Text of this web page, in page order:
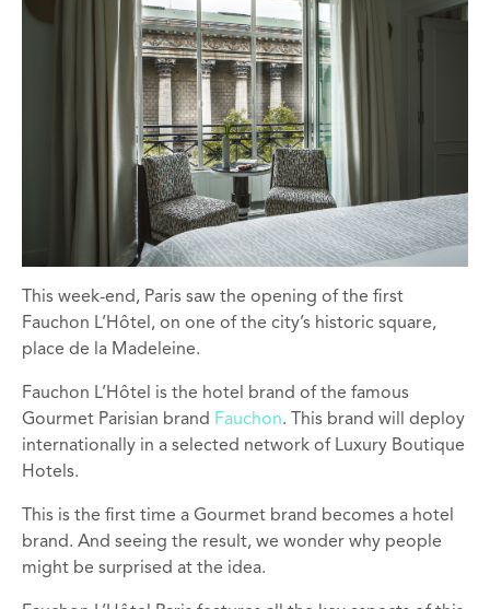
This week-end, Paris saw the opening of the first
Fauchon L’Hôtel, on one of the city’s historic square,
place de la Madeleine.
Fauchon L’Hôtel is the hotel brand of the famous
Gourmet Parisian brand Fauchon. This brand will deploy
internationally in a selected network of Luxury Boutique
Hotels.
This is the first time a Gourmet brand becomes a hotel
brand. And seeing the result, we wonder why people
might be surprised at the idea.